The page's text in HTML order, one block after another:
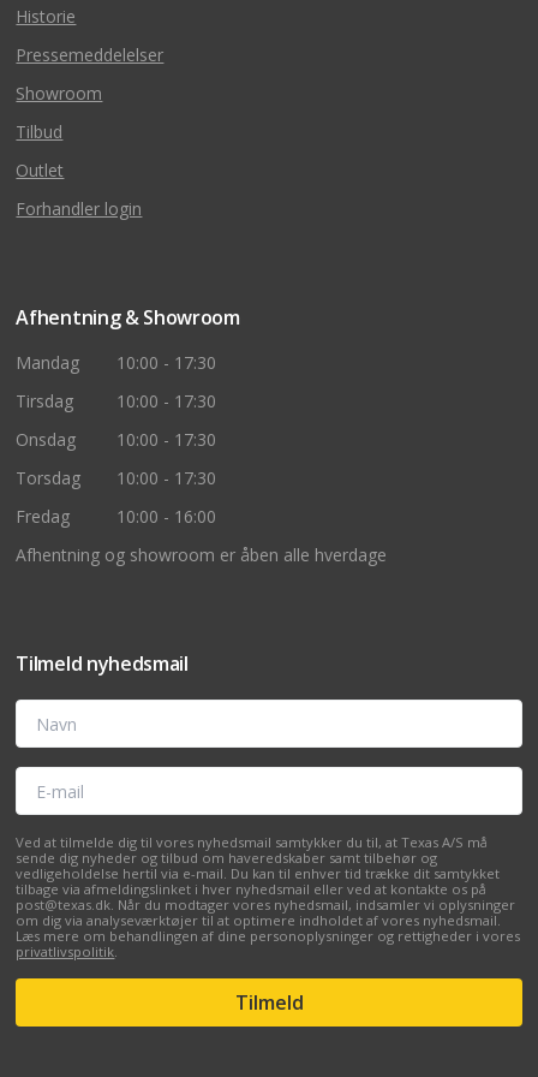
Historie
Pressemeddelelser
Showroom
Tilbud
Outlet
Forhandler login
Afhentning & Showroom
Mandag
10:00 - 17:30
Tirsdag
10:00 - 17:30
Onsdag
10:00 - 17:30
Torsdag
10:00 - 17:30
Fredag
10:00 - 16:00
Afhentning og showroom er åben alle hverdage
Tilmeld nyhedsmail
Navn
E-mail
Ved at tilmelde dig til vores nyhedsmail samtykker du til, at Texas A/S må
sende dig nyheder og tilbud om haveredskaber samt tilbehør og
vedligeholdelse hertil via e-mail. Du kan til enhver tid trække dit samtykket
tilbage via afmeldingslinket i hver nyhedsmail eller ved at kontakte os på
post@texas.dk. Når du modtager vores nyhedsmail, indsamler vi oplysninger
om dig via analyseværktøjer til at optimere indholdet af vores nyhedsmail.
Læs mere om behandlingen af dine personoplysninger og rettigheder i vores
privatlivspolitik.